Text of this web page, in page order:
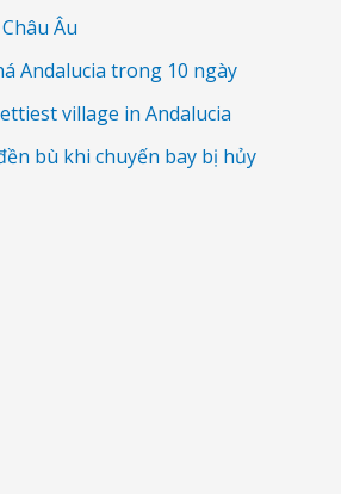
Âu
Andalucia trong 10 ngày
village in Andalucia
bù khi chuyến bay bị hủy